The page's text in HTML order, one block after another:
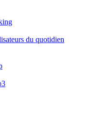
du quotidien